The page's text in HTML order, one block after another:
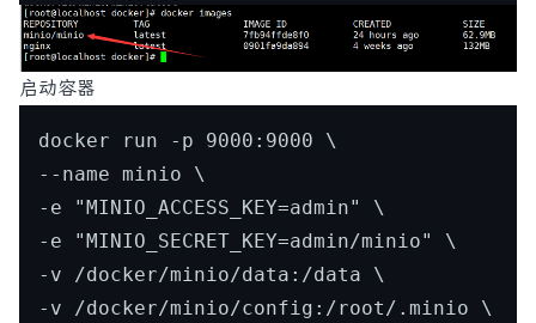
启动容器
docker run -p 9000:9000 \
--name minio \
-e "MINIO_ACCESS_KEY=admin" \
-e "MINIO_SECRET_KEY=admin/minio" \
-v /docker/minio/data:/data \
-v /docker/minio/config:/root/.minio \